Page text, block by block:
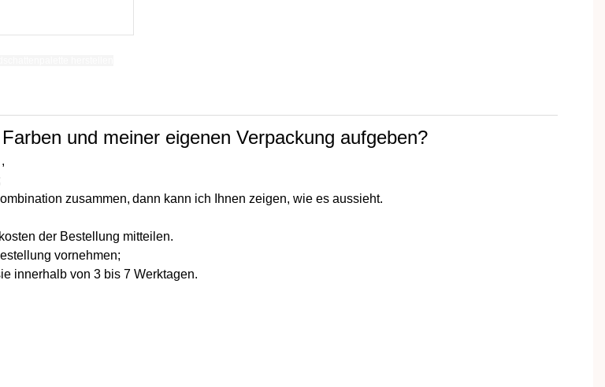
und meiner eigenen Verpackung aufgeben?
zusammen, dann kann ich Ihnen zeigen, wie es aussieht.
der Bestellung mitteilen.
vornehmen;
innerhalb von 3 bis 7 Werktagen.